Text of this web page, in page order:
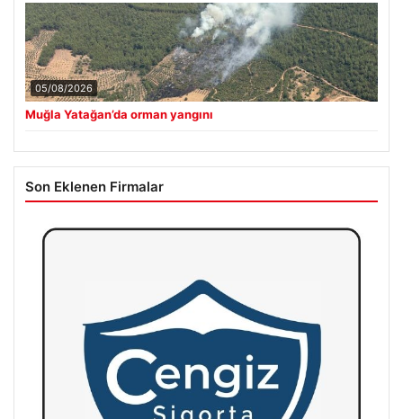
05/08/2026
Muğla Yatağan’da orman yangını
Son Eklenen Firmalar